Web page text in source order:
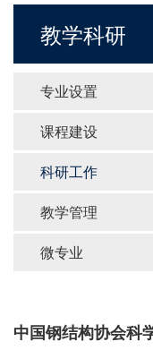
教学科研
专业设置
课程建设
科研工作
教学管理
微专业
中国钢结构协会科